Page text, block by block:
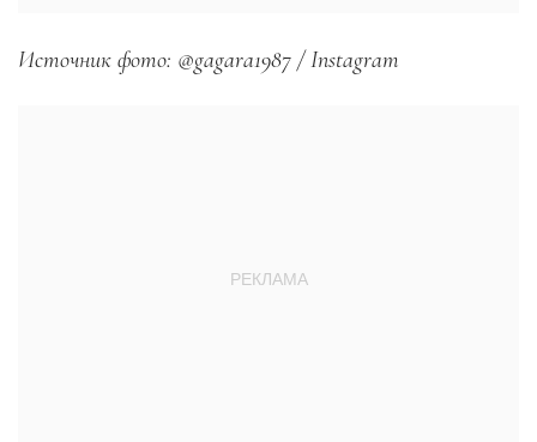
Источник фото: @gagara1987 / Instagram